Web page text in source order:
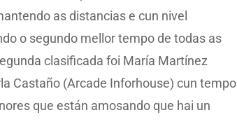
as distancias e cun nivel
o segundo mellor tempo de todas as
clasificada foi María Martínez
Castaño (Arcade Inforhouse) cun tempo
que están amosando que hai un